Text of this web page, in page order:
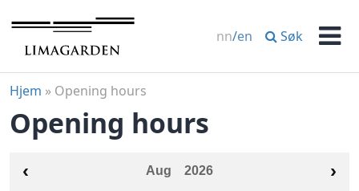
to
content
nn/en Søk
Hjem » Opening hours
Opening hours
Aug 2026